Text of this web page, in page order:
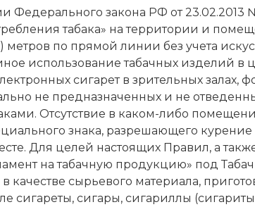
Федерального закона РФ от
табака» на территории и
метров по прямой линии без учета
использование табачных изделий
сигарет в зрительных
не предназначенных и не
Отсутствие в каком-либо
знака, разрешающего курение
Для целей настоящих Правил, а
на табачную продукцию» под
в качестве сырьевого материала,
сигареты, сигары, сигариллы